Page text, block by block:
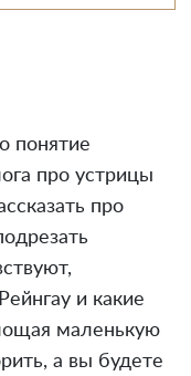
понятие
про устрицы
про
и какие
маленькую
а вы будете